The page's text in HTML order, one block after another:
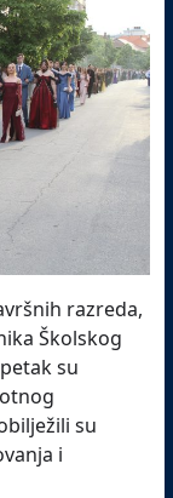
razreda,
Školskog
su
su
i